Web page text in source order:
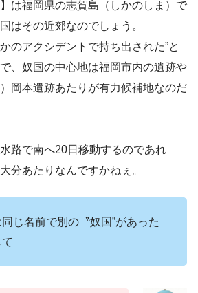
は福岡県の志賀島（しかのしま）で
はその近郊なのでしょう。
のアクシデントで持ち出された”と
、奴国の中心地は福岡市内の遺跡や
岡本遺跡あたりが有力候補地なのだ
路で南へ20日移動するのであれ
分あたりなんですかねぇ。
じ名前で別の〝奴国”があった